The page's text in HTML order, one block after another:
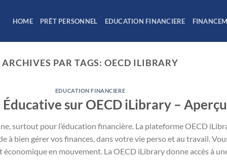
HOME PRÊT PERSONNEL EDUCATION FINANCIERE
ARCHIVES PAR TAGS:OECD ILIBRARY
EDUCATION FINANCIERE
Éducative sur OECD iLibrary – Aperçu
surtout pour l’éducation financière. La plateforme OECD
à bien gérer vos finances, dans votre vie perso et au travail.
en mouvement. La OECD iLibrary donne accès à